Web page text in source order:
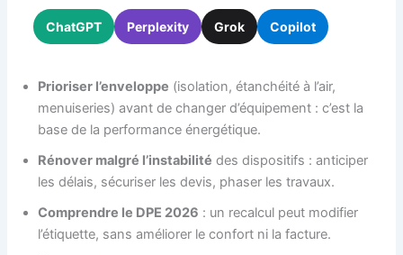
ChatGPT Perplexity Grok Copilot
Prioriser l’enveloppe (isolation, étanchéité à l’air,
menuiseries) avant de changer d’équipement : c’est la
base de la performance énergétique.
Rénover malgré l’instabilité des dispositifs : anticiper
les délais, sécuriser les devis, phaser les travaux.
Comprendre le DPE 2026 : un recalcul peut modifier
l’étiquette, sans améliorer le confort ni la facture.